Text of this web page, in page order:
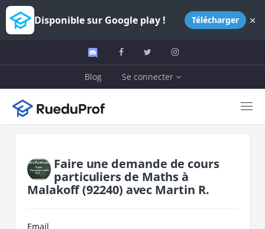
Disponible sur Google play ! Télécharger ×
Blog Se connecter
Faire une demande de cours
particuliers de Mathsà
Malakoff(92240) avec Martin R.
Email